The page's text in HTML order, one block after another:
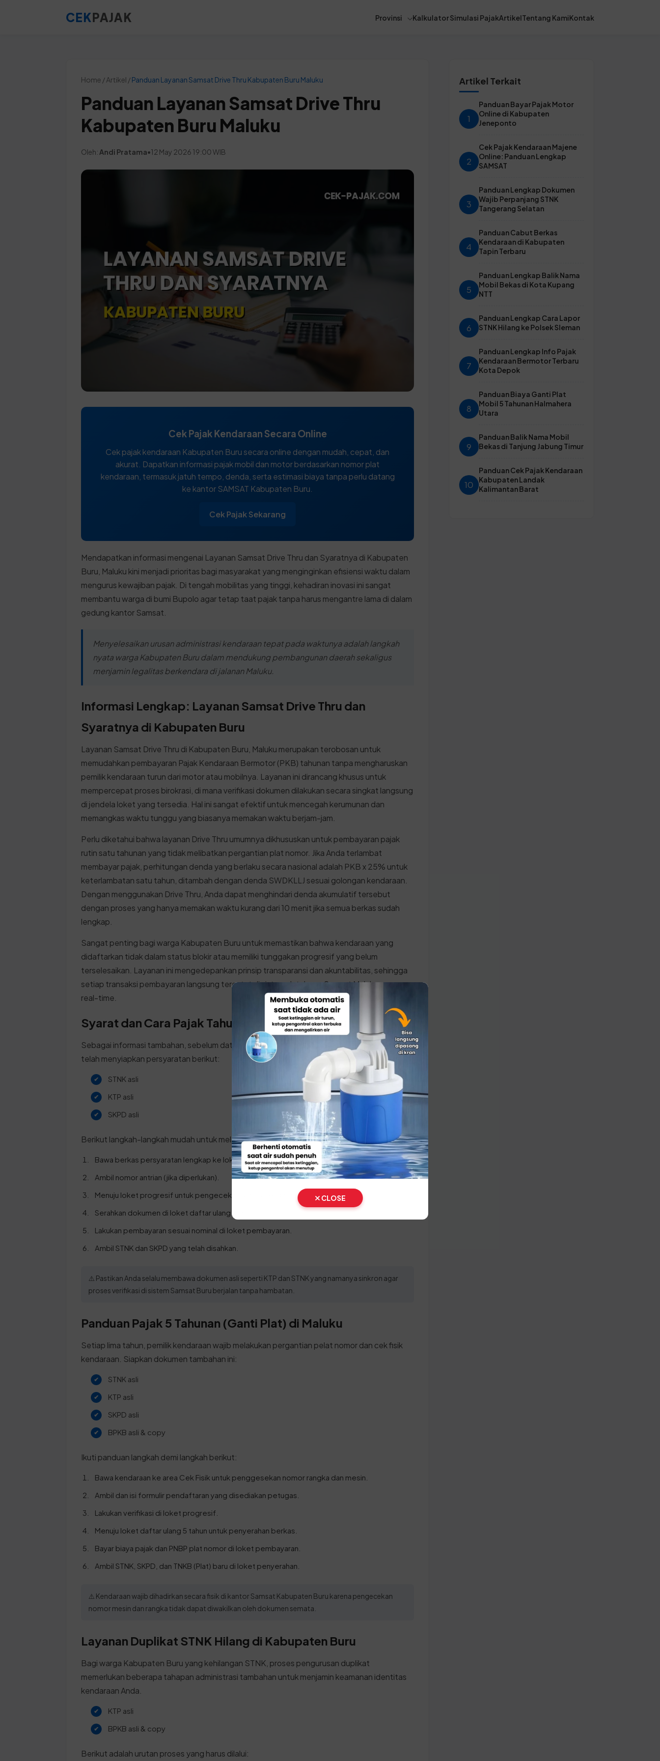
CEKPAJAK Provinsi Kalkulator Simulasi PajakArtikelTentang KamiKontak
Home / Artikel /Panduan Layanan Samsat Drive Thru Kabupaten Buru Maluku
Panduan Layanan Samsat Drive Thru
Kabupaten Buru Maluku
Oleh: Andi Pratama•12 May 2026 19:00 WIB
Cek Pajak Kendaraan Secara Online
Cek pajak kendaraan Kabupaten Buru secara online dengan mudah, cepat, dan
akurat. Dapatkan informasi pajak mobil dan motor berdasarkan nomor plat
kendaraan, termasuk jatuh tempo, denda, serta estimasi biaya tanpa perlu datang
ke kantor SAMSAT Kabupaten Buru.
Cek Pajak Sekarang
Mendapatkan informasi mengenai Layanan Samsat Drive Thru dan Syaratnya di Kabupaten
Buru, Maluku kini menjadi prioritas bagi masyarakat yang menginginkan efisiensi waktu dalam
mengurus kewajiban pajak. Di tengah mobilitas yang tinggi, kehadiran inovasi ini sangat
membantu warga di bumi Bupolo agar tetap taat pajak tanpa harus mengantre lama di dalam
gedung kantor Samsat.
Menyelesaikan urusan administrasi kendaraan tepat pada waktunya adalah langkah
nyata warga Kabupaten Buru dalam mendukung pembangunan daerah sekaligus
menjamin legalitas berkendara di jalanan Maluku.
Informasi Lengkap: Layanan Samsat Drive Thru dan
Syaratnya di Kabupaten Buru
Layanan Samsat Drive Thru di Kabupaten Buru, Maluku merupakan terobosan untuk
memudahkan pembayaran Pajak Kendaraan Bermotor (PKB) tahunan tanpa mengharuskan
pemilik kendaraan turun dari motor atau mobilnya. Layanan ini dirancang khusus untuk
mempercepat proses birokrasi, di mana verifikasi dokumen dilakukan secara singkat langsung
di jendela loket yang tersedia. Hal ini sangat efektif untuk mencegah kerumunan dan
memangkas waktu tunggu yang biasanya memakan waktu berjam-jam.
Perlu diketahui bahwa layanan Drive Thru umumnya dikhususkan untuk pembayaran pajak
rutin satu tahunan yang tidak melibatkan pergantian plat nomor. Jika Anda terlambat
membayar pajak, perhitungan denda yang berlaku secara nasional adalah PKB x 25% untuk
keterlambatan satu tahun, ditambah dengan denda SWDKLLJ sesuai golongan kendaraan.
Dengan menggunakan Drive Thru, Anda dapat menghindari denda akumulatif tersebut
dengan proses yang hanya memakan waktu kurang dari 10 menit jika semua berkas sudah
lengkap.
Sangat penting bagi warga Kabupaten Buru untuk memastikan bahwa kendaraan yang
didaftarkan tidak dalam status blokir atau memiliki tunggakan progresif yang belum
terselesaikan. Layanan ini mengedepankan prinsip transparansi dan akuntabilitas, sehingga
setiap transaksi pembayaran langsung tercatat di sistem database Samsat Maluku secara
real-time.
Syarat dan Cara Pajak Tahunan di Kabupaten Buru
Sebagai informasi tambahan, sebelum datang ke kantor SAMSAT Maluku, pastikan Anda
telah menyiapkan persyaratan berikut:
STNK asli
KTP asli
SKPD asli
Berikut langkah-langkah mudah untuk melakukan prosesnya:
Bawa berkas persyaratan lengkap ke lokasi Samsat.
Ambil nomor antrian (jika diperlukan).
Menuju loket progresif untuk pengecekan status kendaraan.
Serahkan dokumen di loket daftar ulang 1 tahun.
Lakukan pembayaran sesuai nominal di loket pembayaran.
Ambil STNK dan SKPD yang telah disahkan.
⚠️ Pastikan Anda selalu membawa dokumen asli seperti KTP dan STNK yang namanya sinkron agar
proses verifikasi di sistem Samsat Buru berjalan tanpa hambatan.
Panduan Pajak 5 Tahunan (Ganti Plat) di Maluku
Setiap lima tahun, pemilik kendaraan wajib melakukan pergantian pelat nomor dan cek fisik
kendaraan. Siapkan dokumen tambahan ini:
STNK asli
KTP asli
SKPD asli
BPKB asli & copy
Ikuti panduan langkah demi langkah berikut:
Bawa kendaraan ke area Cek Fisik untuk penggesekan nomor rangka dan mesin.
Ambil dan isi formulir pendaftaran yang disediakan petugas.
Lakukan verifikasi di loket progresif.
Menuju loket daftar ulang 5 tahun untuk penyerahan berkas.
Bayar biaya pajak dan PNBP plat nomor di loket pembayaran.
Ambil STNK, SKPD, dan TNKB (Plat) baru di loket penyerahan.
⚠️ Kendaraan wajib dihadirkan secara fisik di kantor Samsat Kabupaten Buru karena pengecekan
nomor mesin dan rangka tidak dapat diwakilkan oleh dokumen semata.
Layanan Duplikat STNK Hilang di Kabupaten Buru
Bagi warga Kabupaten Buru yang kehilangan STNK, proses pengurusan duplikat
memerlukan beberapa tahapan administrasi tambahan untuk menjamin keamanan identitas
kendaraan Anda.
KTP asli
BPKB asli & copy
Berikut adalah urutan proses yang harus dilalui:
Artikel Terkait
1
Panduan Bayar Pajak Motor
Online di Kabupaten
Jeneponto
2
Cek Pajak Kendaraan Majene
Online: Panduan Lengkap
SAMSAT
3
Panduan Lengkap Dokumen
Wajib Perpanjang STNK
Tangerang Selatan
4
Panduan Cabut Berkas
Kendaraan di Kabupaten
Tapin Terbaru
5
Panduan Lengkap Balik Nama
Mobil Bekas di Kota Kupang
NTT
6
Panduan Lengkap Cara Lapor
STNK Hilang ke Polsek Sleman
7
Panduan Lengkap Info Pajak
Kendaraan Bermotor Terbaru
Kota Depok
8
Panduan Biaya Ganti Plat
Mobil 5 Tahunan Halmahera
Utara
9
Panduan Balik Nama Mobil
Bekas di Tanjung Jabung Timur
10
Panduan Cek Pajak Kendaraan
Kabupaten Landak
Kalimantan Barat
CLOSE